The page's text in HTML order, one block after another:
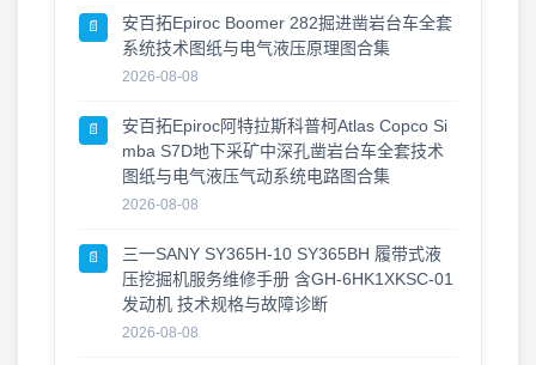
2026-07-24
📄
安百拓Epiroc Boomer 282掘进凿岩台车全套
系统技术图纸与电气液压原理图合集
2026-08-08
📄
安百拓Epiroc阿特拉斯科普柯Atlas Copco Si
mba S7D地下采矿中深孔凿岩台车全套技术
图纸与电气液压气动系统电路图合集
2026-08-08
📄
三一SANY SY365H-10 SY365BH 履带式液
压挖掘机服务维修手册 含GH-6HK1XKSC-01
发动机 技术规格与故障诊断
2026-08-08